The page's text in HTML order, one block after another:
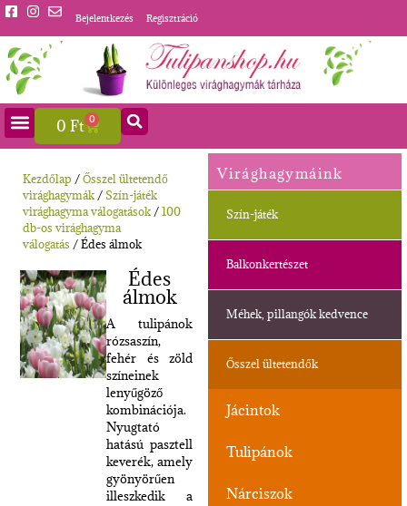
Bejelentkezés Regisztráció
0 Ft 0
Virághagymáink
Szín-játék
Balkonkertészet
Méhek, pillangók kedvence
Ősszel ültetendők
Jácintok
Tulipánok
Nárciszok
Kezdőlap /Ősszel ültetendő
virághagymák/Szín-játék
virághagyma válogatások/100
db-os virághagyma
válogatás / Édes álmok
Édes
álmok
A tulipánok
rózsaszín,
fehér és zöld
színeinek
lenyűgöző
kombinációja.
Nyugtató
hatású pasztell
keverék, amely
gyönyörűen
illeszkedik a